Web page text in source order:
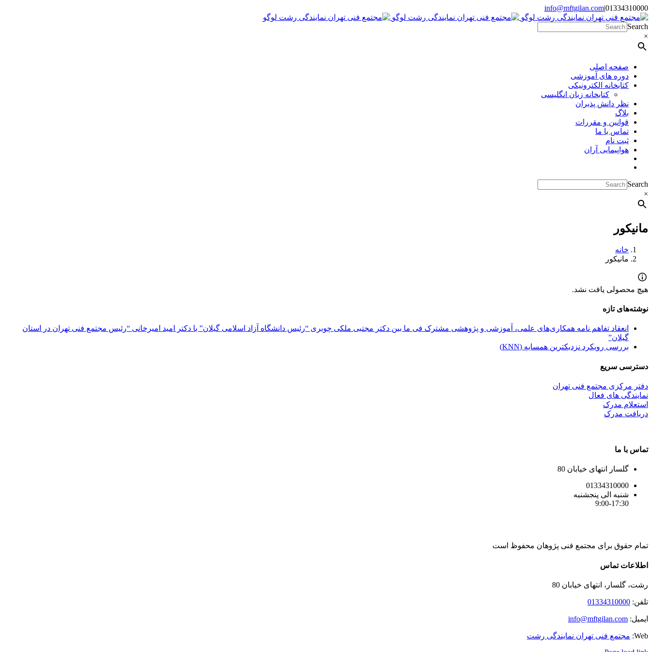
Skip
to
content
01334310000
|
info@mftgilan.com
Instagram
LinkedIn
Search
×
صفحه اصلی
دوره های آموزشی
کتابخانه الکترونیکی
کتابخانه زبان انگلیسی
نظر دانش پذیران
بلاگ
قوانین و مقررات
تماس با ما
ثبت نام
هواپیمایی آران
Search
×
مانیکور
خانه
مانیکور
هیچ محصولی یافت نشد.
نوشته‌های تازه
انعقاد تفاهم نامه همکاری‌های علمی، آموزشی و پژوهشی مشترک فی ما بین دکتر مجتبی ملکی چوبری “رئیس دانشگاه آزاد اسلامی گیلان” با دکتر امید امیرخانی “رئیس مجتمع فنی تهران در استان
گیلان”
بررسی رویکرد نزدیکترین همسایه (KNN)
دسترسی سریع
دفتر مرکزی مجتمع فنی تهران
نمایندگی های فعال
استعلام مدرک
دریافت مدرک
تماس با ما
گلسار انتهای خیابان 80
01334310000
شنبه الی پنجشنبه
9:00-17:30
تمام حقوق برای مجتمع فنی پژوهان محفوظ است
Instagram
LinkedIn
Toggle
Bar
Area
اطلاعات تماس
رشت، گلسار، انتهای خیابان 80
تلفن: 01334310000
ایمیل: info@mftgilan.com
Web: مجتمع فنی تهران نمایندگی رشت